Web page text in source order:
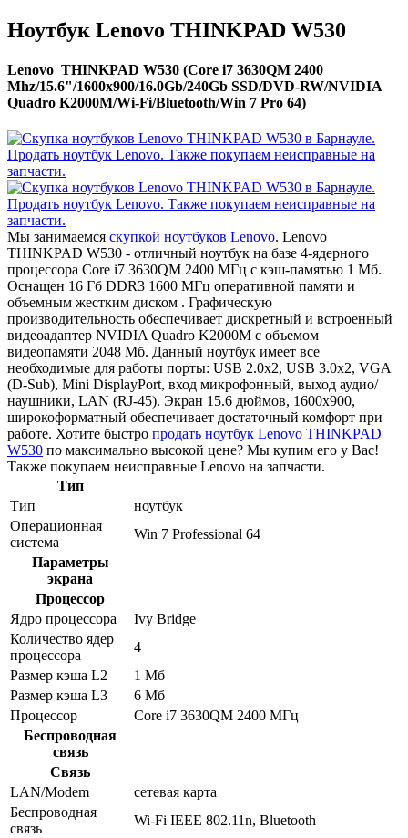
Ноутбук Lenovo THINKPAD W530
Lenovo THINKPAD W530 (Core i7 3630QM 2400
Mhz/15.6"/1600x900/16.0Gb/240Gb SSD/DVD-RW/NVIDIA
Quadro K2000M/Wi-Fi/Bluetooth/Win 7 Pro 64)
Мы занимаемся скупкой ноутбуков Lenovo. Lenovo
THINKPAD W530 - отличный ноутбук на базе 4-ядерного
процессора Core i7 3630QM 2400 МГц с кэш-памятью 1 Мб.
Оснащен 16 Гб DDR3 1600 МГц оперативной памяти и
объемным жестким диском . Графическую
производительность обеспечивает дискретный и встроенный
видеоадаптер NVIDIA Quadro K2000M с объемом
видеопамяти 2048 Мб. Данный ноутбук имеет все
необходимые для работы порты: USB 2.0x2, USB 3.0x2, VGA
(D-Sub), Mini DisplayPort, вход микрофонный, выход аудио/
наушники, LAN (RJ-45). Экран 15.6 дюймов, 1600x900,
широкоформатный обеспечивает достаточный комфорт при
работе. Хотите быстро продать ноутбук Lenovo THINKPAD
W530 по максимально высокой цене? Мы купим его у Вас!
Также покупаем неисправные Lenovo на запчасти.
Тип
Тип
ноутбук
Операционная
система
Win 7 Professional 64
Параметры
экрана
Процессор
Ядро процессора
Ivy Bridge
Количество ядер
процессора
4
Размер кэша L2
1 Мб
Размер кэша L3
6 Мб
Процессор
Core i7 3630QM 2400 МГц
Беспроводная
связь
Связь
LAN/Modem
сетевая карта
Беспроводная
связь
Wi-Fi IEEE 802.11n, Bluetooth